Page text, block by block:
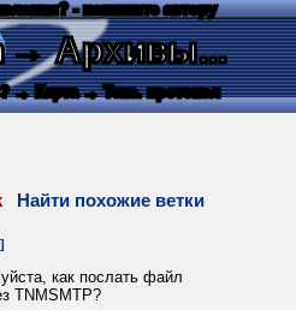
- напишите автору
→ Архивы...
→ Карта → Текс. протокол
Найти похожие ветки
как послать файл
TNMSMTP?